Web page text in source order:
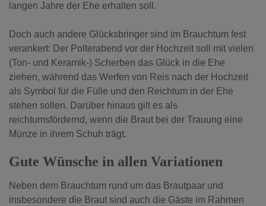
langen Jahre der Ehe erhalten soll.
Doch auch andere Glücksbringer sind im Brauchtum fest
verankert: Der Polterabend vor der Hochzeit soll mit vielen
(Ton- und Keramik-) Scherben das Glück in die Ehe
ziehen, während das Werfen von Reis nach der Hochzeit
als Symbol für die Fülle und den Reichtum in der Ehe
stehen sollen. Darüber hinaus gilt es als
reichtumsfördernd, wenn die Braut bei der Trauung eine
Münze in ihrem Schuh trägt.
Gute Wünsche in allen Variationen
Neben dem Brauchtum rund um das Brautpaar und
insbesondere die Braut sind auch die Gäste im Rahmen